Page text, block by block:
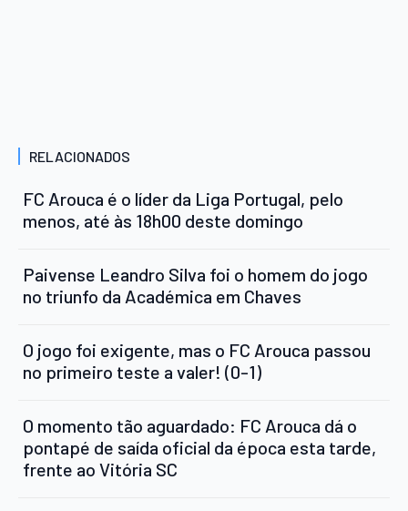
RELACIONADOS
FC Arouca é o líder da Liga Portugal, pelo
menos, até às 18h00 deste domingo
Paivense Leandro Silva foi o homem do jogo
no triunfo da Académica em Chaves
O jogo foi exigente, mas o FC Arouca passou
no primeiro teste a valer! (0-1)
O momento tão aguardado: FC Arouca dá o
pontapé de saída oficial da época esta tarde,
frente ao Vitória SC